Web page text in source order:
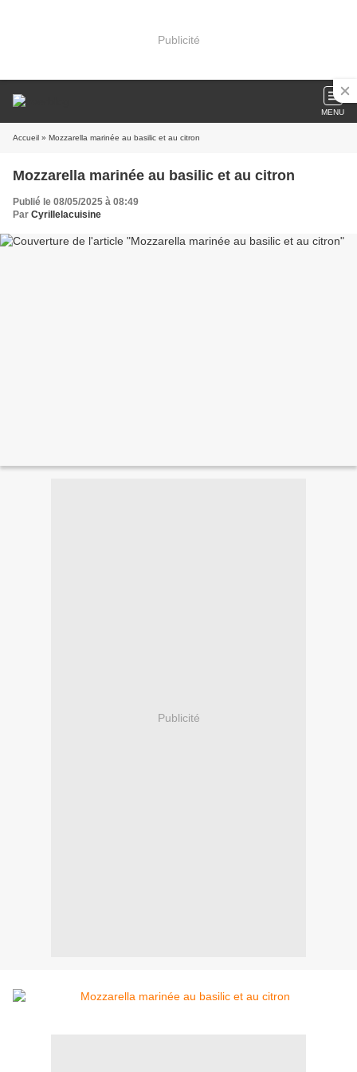
Publicité
MENU
Accueil » Mozzarella marinée au basilic et au citron
Mozzarella marinée au basilic et au citron
Publié le 08/05/2025 à 08:49
Par Cyrillelacuisine
Publicité